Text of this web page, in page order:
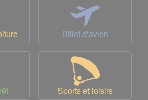
Billet d'avion
Sports et loisirs